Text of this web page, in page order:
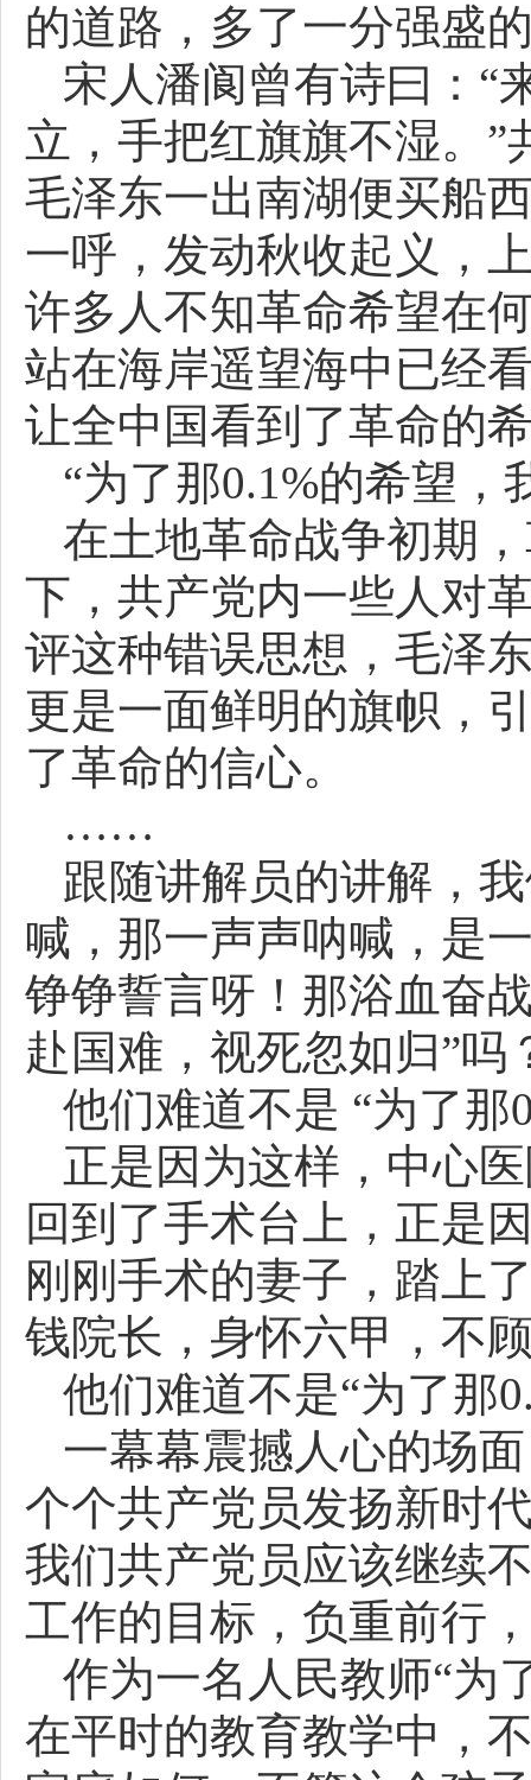
的道路，多了一分强盛
宋人潘阆曾有诗曰：“
立，手把红旗旗不湿。
毛泽东一出南湖便买船
一呼，发动秋收起义，
许多人不知革命希望在
站在海岸遥望海中已经
让全中国看到了革命的
“为了那0.1%的希望，
在土地革命战争初期
下，共产党内一些人对
评这种错误思想，毛泽
更是一面鲜明的旗帜，
了革命的信心。
……
跟随讲解员的讲解，
喊，那一声声呐喊，是
铮铮誓言呀！那浴血奋
赴国难，视死忽如归”吗
他们难道不是 “为了那
正是因为这样，中心
回到了手术台上，正是
刚刚手术的妻子，踏上
钱院长，身怀六甲，不
他们难道不是“为了那
一幕幕震撼人心的场
个个共产党员发扬新时
我们共产党员应该继续
工作的目标，负重前行
作为一名人民教师“为
在平时的教育教学中，